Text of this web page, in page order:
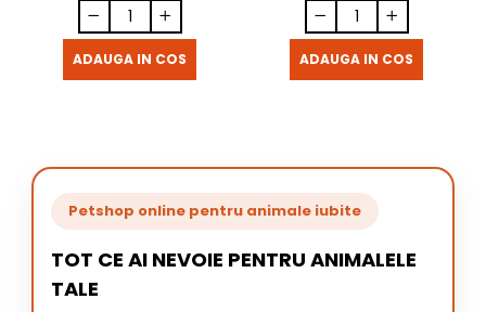
ADAUGA IN COS ADAUGA IN COS
Petshop online pentru animale iubite
TOT CE AI NEVOIE PENTRU ANIMALELE
TALE